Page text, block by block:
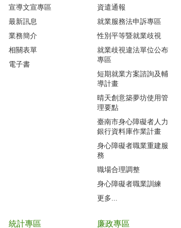
宣導文宣專區
最新訊息
業務簡介
相關表單
電子書
資遣通報
就業服務法申訴專區
性別平等暨就業歧視
就業歧視違法單位公布
專區
短期就業方案諮詢及輔
導計畫
晴天創意築夢坊使用管
理要點
臺南市身心障礙者人力
銀行資料庫作業計畫
身心障礙者職業重建服
務
職場合理調整
身心障礙者職業訓練
更多...
統計專區 廉政專區